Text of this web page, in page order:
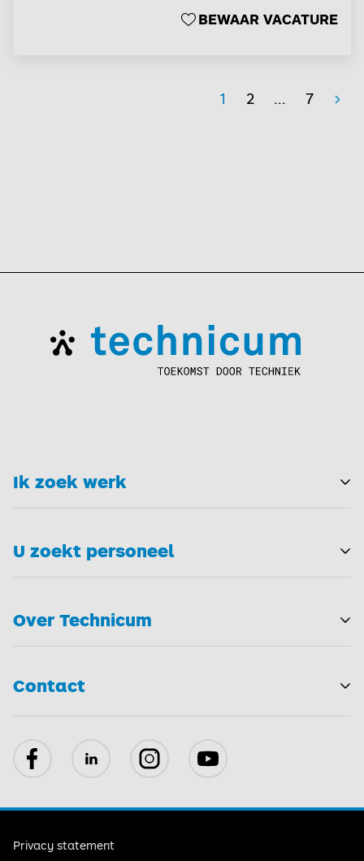
BEWAAR VACATURE
1 2 ... 7 >
Ik zoek werk
U zoekt personeel
Over Technicum
Contact
FacebookLinkedIn InstagramYouTube
Privacy statement